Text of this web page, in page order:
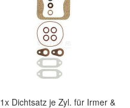
1x Dichtsatz je Zyl. für Irmer &